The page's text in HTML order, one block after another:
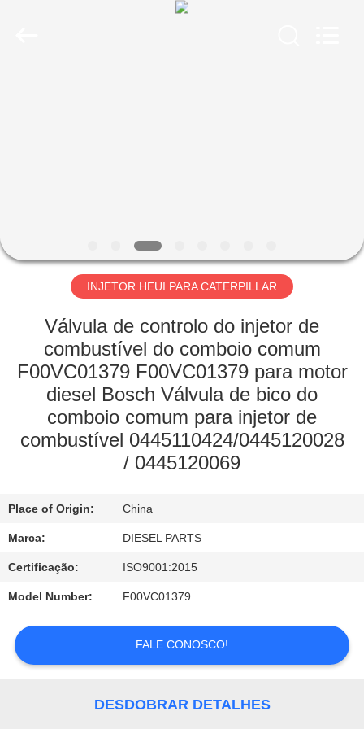
EXCURSÃO
FÁBRICA
CONTROLE
QUALIDADE
CONTACTE-
NOS
PEÇA
UMAS
CITAÇÕES
INJETOR HEUI PARA CATERPILLAR
Válvula de controlo do injetor de
combustível do comboio comum
F00VC01379 F00VC01379 para motor
diesel Bosch Válvula de bico do
comboio comum para injetor de
combustível 0445110424/0445120028
/ 0445120069
Place of Origin: China
Marca: DIESEL PARTS
Certificação: ISO9001:2015
Model Number: F00VC01379
FALE CONOSCO!
DESDOBRAR DETALHES